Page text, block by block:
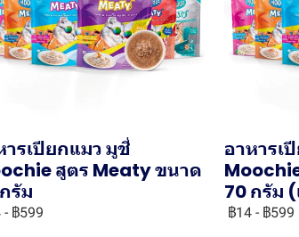
ารเปียกแมว มูชี่
สูตร Meaty ขนาด
รัม
- ฿599
อาหารเ
70 กรัม
฿14 - ฿599